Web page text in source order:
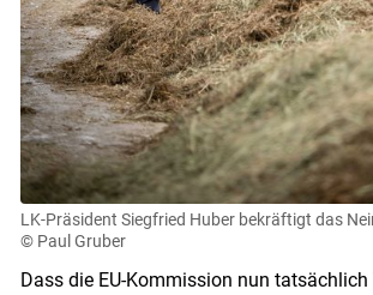
LK-Präsident Siegfried Huber bekräftigt das
© Paul Gruber
Dass die EU-Kommission nun